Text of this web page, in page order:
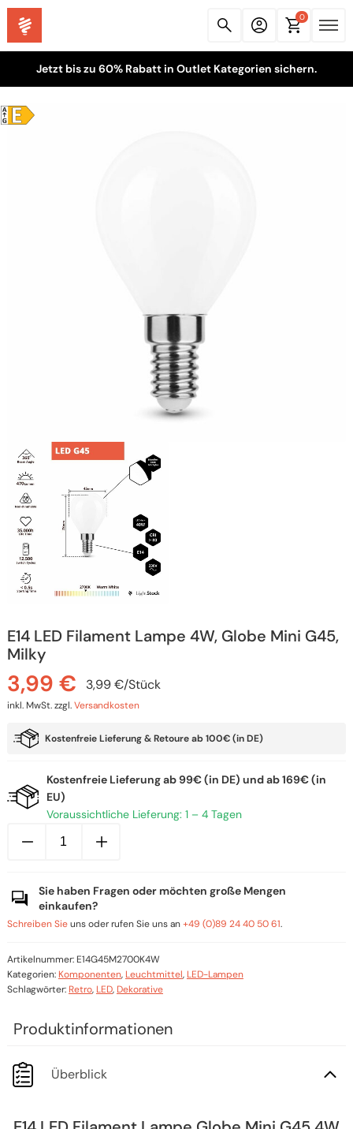
0
Jetzt bis zu 60% Rabatt in Outlet Kategorien sichern.
E14 LED Filament Lampe 4W, Globe Mini G45,
Milky
3,99 € 3,99€/Stück
inkl. MwSt.zzgl.Versandkosten
Kostenfreie Lieferung & Retoure ab 100€ (in DE)
Kostenfreie Lieferung ab 99€ (in DE) und ab 169€ (in
EU)
Voraussichtliche Lieferung: 1 – 4 Tagen
LED
Globe
Mini
G45,
Milky
Sie haben Fragen oder möchten große Mengen
einkaufen?
Schreiben Sieuns oder rufen Sie uns an+49 (0)89 24 40 50 61.
Artikelnummer: E14G45M2700K4W
Kategorien: Komponenten, Leuchtmittel, LED-Lampen
Schlagwörter: Retro, LED, Dekorative
Überblick